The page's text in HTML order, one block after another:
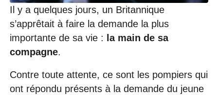
1
3
:
7
Il y a quelques jours, un Britannique
s’apprêtait à faire la demande la plus
importante de sa vie : la main de sa
compagne.
Contre toute attente, ce sont les pompiers qui
ont répondu présents à la demande du jeune